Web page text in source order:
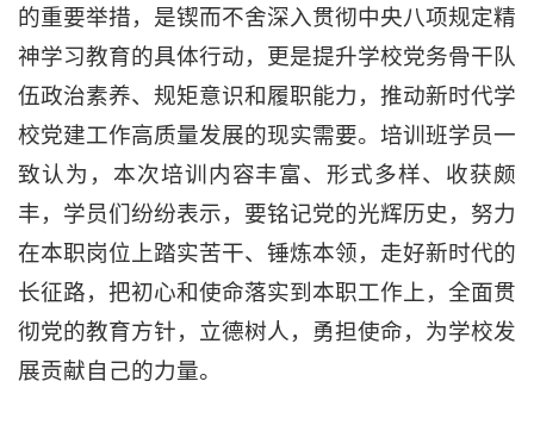
的重要举措，是锲而不舍深入贯彻中央八项规定精
神学习教育的具体行动，更是提升学校党务骨干队
伍政治素养、规矩意识和履职能力，推动新时代学
校党建工作高质量发展的现实需要。培训班学员一
致认为，本次培训内容丰富、形式多样、收获颇
丰，学员们纷纷表示，要铭记党的光辉历史，努力
在本职岗位上踏实苦干、锤炼本领，走好新时代的
长征路，把初心和使命落实到本职工作上，全面贯
彻党的教育方针，立德树人，勇担使命，为学校发
展贡献自己的力量。